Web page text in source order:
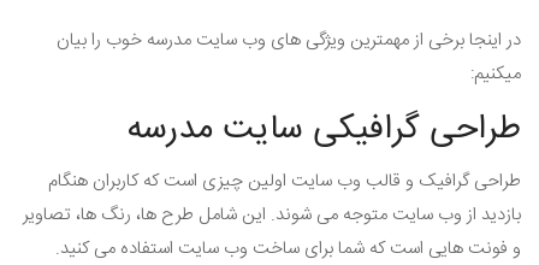
در اینجا برخی از مهمترین ویژگی های وب سایت مدرسه خوب را بیان
میکنیم:
طراحی گرافیکی سایت مدرسه
طراحی گرافیک و قالب وب سایت اولین چیزی است که کاربران هنگام
بازدید از وب سایت متوجه می شوند. این شامل طرح ها، رنگ ها، تصاویر
و فونت هایی است که شما برای ساخت وب سایت استفاده می کنید.